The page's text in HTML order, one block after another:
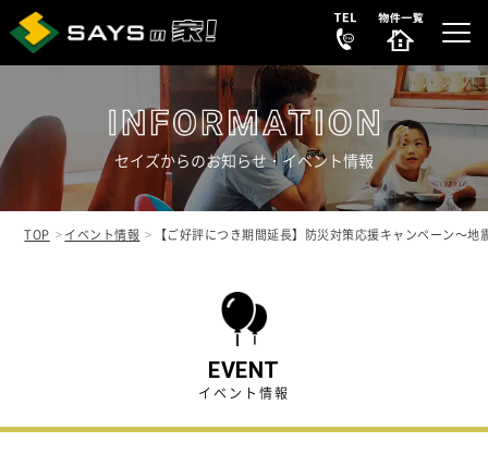
REASON
選ばれる理由
NEW HOUSE
販売中の新築分譲住宅
SECONDHAND
販売中の中古リノベ物件
COMPANY
会社案内
セイズからのお知らせ・イベント情報
TOP イベント情報 【ご好評につき期間延長】防災対策応援キャンペーン～
EVENT
イベント情報